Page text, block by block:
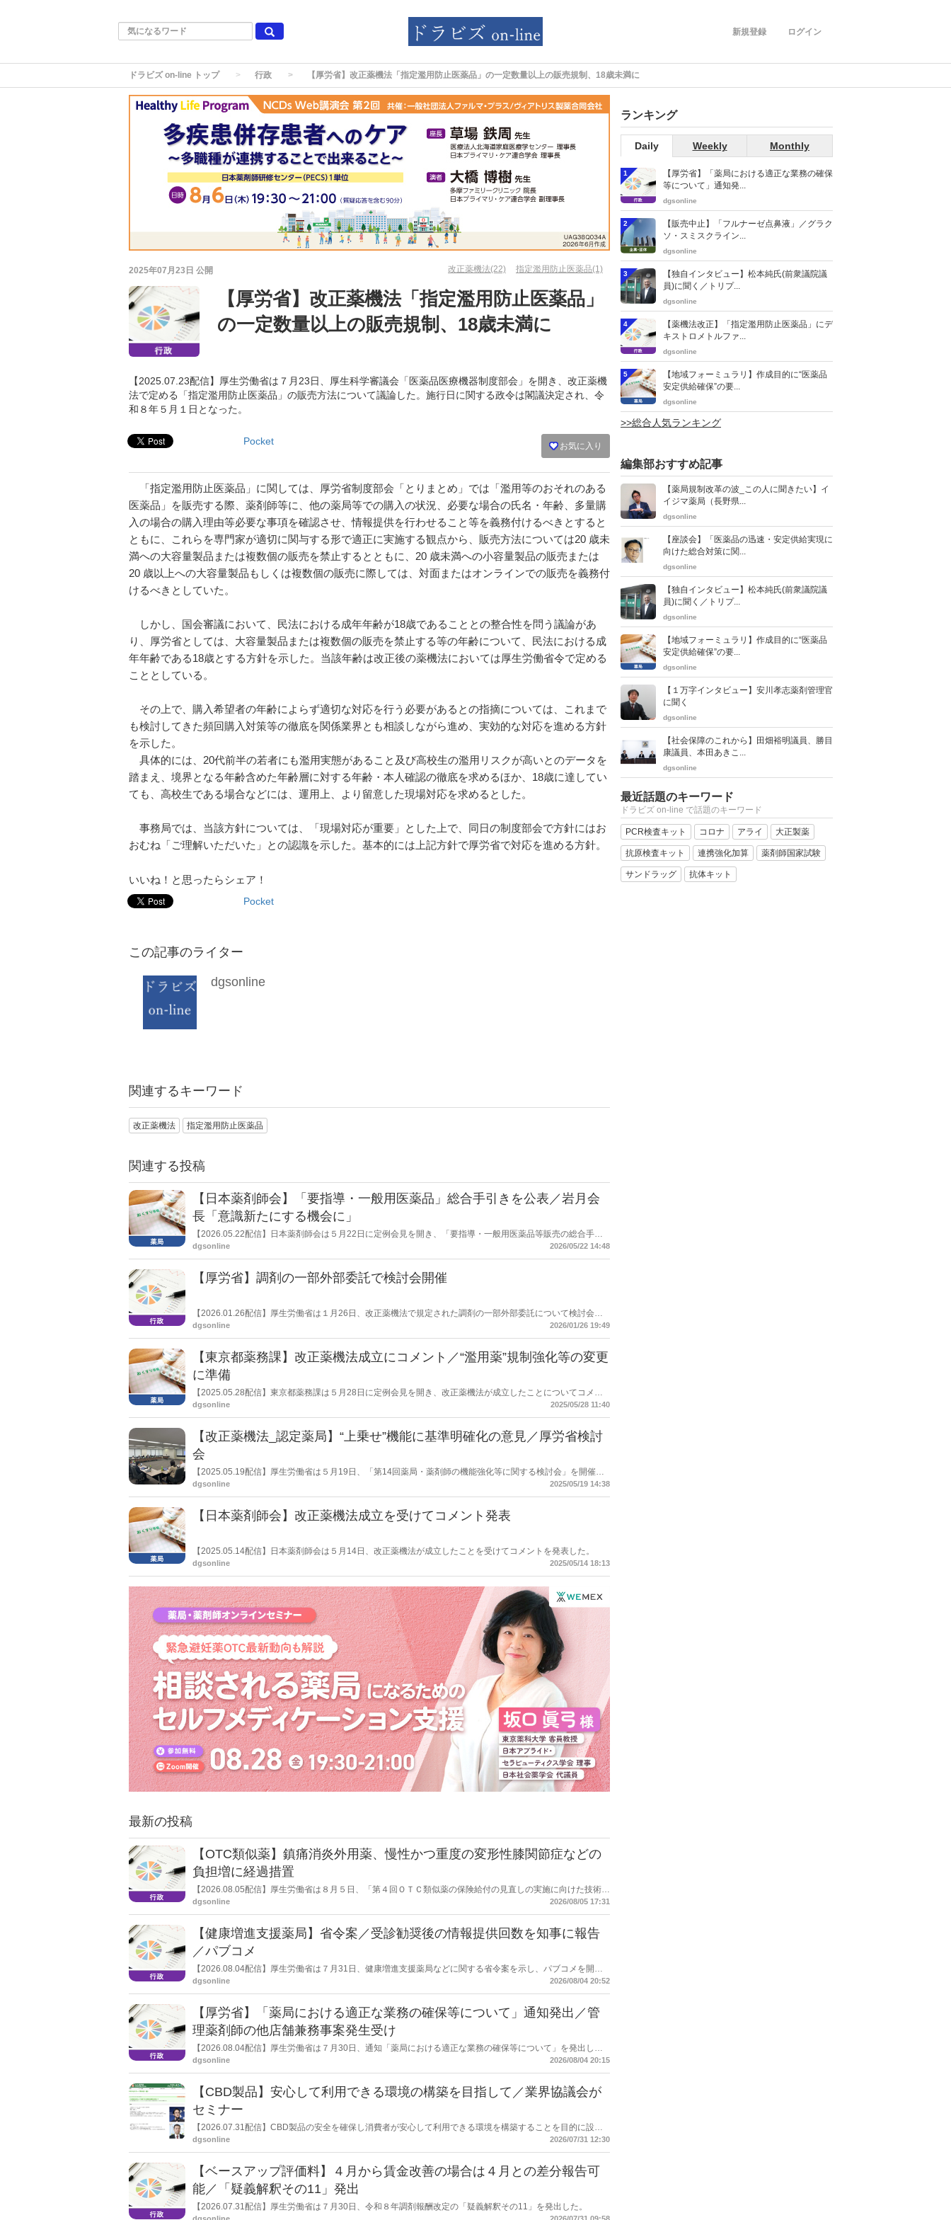
ログイン
新規登録
ドラビズ on-line トップ 行政 【厚労省】改正薬機法「指定濫用防止医薬品」の一定数量以上の販売規制、18歳未満に
2025年07月23日 公開 改正薬機法(22) 指定濫用防止医薬品(1)
【厚労省】改正薬機法「指定濫用防止医薬品」
の一定数量以上の販売規制、18歳未満に
【2025.07.23配信】厚生労働省は７月23日、厚生科学審議会「医薬品医療機器制度部会」を開き、改正薬機
法で定める「指定濫用防止医薬品」の販売方法について議論した。施行日に関する政令は閣議決定され、令
和８年５月１日となった。
お気に入り
Pocket
「指定濫用防止医薬品」に関しては、厚労省制度部会「とりまとめ」では「濫用等のおそれのある
医薬品」を販売する際、薬剤師等に、他の薬局等での購入の状況、必要な場合の氏名・年齢、多量購
入の場合の購入理由等必要な事項を確認させ、情報提供を行わせること等を義務付けるべきとすると
ともに、これらを専門家が適切に関与する形で適正に実施する観点から、販売方法については20 歳未
満への大容量製品または複数個の販売を禁止するとともに、20 歳未満への小容量製品の販売または
20 歳以上への大容量製品もしくは複数個の販売に際しては、対面またはオンラインでの販売を義務付
けるべきとしていた。
しかし、国会審議において、民法における成年年齢が18歳であることとの整合性を問う議論があ
り、厚労省としては、大容量製品または複数個の販売を禁止する等の年齢について、民法における成
年年齢である18歳とする方針を示した。当該年齢は改正後の薬機法においては厚生労働省令で定める
こととしている。
その上で、購入希望者の年齢によらず適切な対応を行う必要があるとの指摘については、これまで
も検討してきた頻回購入対策等の徹底を関係業界とも相談しながら進め、実効的な対応を進める方針
を示した。
具体的には、20代前半の若者にも濫用実態があること及び高校生の濫用リスクが高いとのデータを
踏まえ、境界となる年齢含めた年齢層に対する年齢・本人確認の徹底を求めるほか、18歳に達してい
ても、高校生である場合などには、運用上、より留意した現場対応を求めるとした。
事務局では、当該方針については、「現場対応が重要」とした上で、同日の制度部会で方針にはお
おむね「ご理解いただいた」との認識を示した。基本的には上記方針で厚労省で対応を進める方針。
いいね！と思ったらシェア！
Pocket
この記事のライター
dgsonline
関連するキーワード
改正薬機法 指定濫用防止医薬品
関連する投稿
【日本薬剤師会】「要指導・一般用医薬品」総合手引きを公表／岩月会
長「意識新たにする機会に」
【2026.05.22配信】日本薬剤師会は５月22日に定例会見を開き、「要指導・一般用医薬品等販売の総合手引
き」を公表した。
dgsonline 2026/05/22 14:48
【厚労省】調剤の一部外部委託で検討会開催
【2026.01.26配信】厚生労働省は１月26日、改正薬機法で規定された調剤の一部外部委託について検討会を
開く。
dgsonline 2026/01/26 19:49
【東京都薬務課】改正薬機法成立にコメント／“濫用薬”規制強化等の変更
に準備
【2025.05.28配信】東京都薬務課は５月28日に定例会見を開き、改正薬機法が成立したことについてコメン
トした。
dgsonline 2025/05/28 11:40
【改正薬機法_認定薬局】“上乗せ”機能に基準明確化の意見／厚労省検討
会
【2025.05.19配信】厚生労働省は５月19日、「第14回薬局・薬剤師の機能強化等に関する検討会」を開催
し、改正薬機法で新設される「健康増進支援薬局」など、認定薬局の基準について議論した。構成員からはこ
dgsonline 2025/05/19 14:38
【日本薬剤師会】改正薬機法成立を受けてコメント発表
【2025.05.14配信】日本薬剤師会は５月14日、改正薬機法が成立したことを受けてコメントを発表した。
dgsonline 2025/05/14 18:13
最新の投稿
【OTC類似薬】鎮痛消炎外用薬、慢性かつ重度の変形性膝関節症などの
負担増に経過措置
【2026.08.05配信】厚生労働省は８月５日、「第４回ＯＴＣ類似薬の保険給付の見直しの実施に向けた技術的
検討会」を開催。「中間とりまとめ（案）」を提示し了承した。今後、社会保障審議会医療保険部会等に報告
dgsonline 2026/08/05 17:31
【健康増進支援薬局】省令案／受診勧奨後の情報提供回数を知事に報告
／パブコメ
【2026.08.04配信】厚生労働省は７月31日、健康増進支援薬局などに関する省令案を示し、パブコメを開始
した。受診勧奨を行った後に、当該医療機関や連携機関に対して、利用者の相談内容や薬剤及び医薬品に関す
dgsonline 2026/08/04 20:52
【厚労省】「薬局における適正な業務の確保等について」通知発出／管
理薬剤師の他店舗兼務事案発生受け
【2026.08.04配信】厚生労働省は７月30日、通知「薬局における適正な業務の確保等について」を発出し
た。
dgsonline 2026/08/04 20:15
【CBD製品】安心して利用できる環境の構築を目指して／業界協議会が
セミナー
【2026.07.31配信】CBD製品の安全を確保し消費者が安心して利用できる環境を構築することを目的に設立
された団体である一般社団法人カンナビジオール安全・安心協議会がセミナーを開催した。７月31日に開かれ
dgsonline 2026/07/31 12:30
【ベースアップ評価料】４月から賃金改善の場合は４月との差分報告可
能／「疑義解釈その11」発出
【2026.07.31配信】厚生労働省は７月30日、令和８年調剤報酬改定の「疑義解釈その11」を発出した。
ランキング
Daily Weekly Monthly
1
【厚労省】「薬局における適正な業務の確保
等について」通知発...
dgsonline
2
【販売中止】「フルナーゼ点鼻液」／グラク
ソ・スミスクライン...
dgsonline
3
【独自インタビュー】松本純氏(前衆議院議
員)に聞く／トリプ...
dgsonline
4
【薬機法改正】「指定濫用防止医薬品」にデ
キストロメトルファ...
dgsonline
5
【地域フォーミュラリ】作成目的に“医薬品
安定供給確保”の要...
dgsonline
>>総合人気ランキング
編集部おすすめ記事
【薬局規制改革の波_この人に聞きたい】イ
イジマ薬局（長野県...
dgsonline
【座談会】「医薬品の迅速・安定供給実現に
向けた総合対策に関...
dgsonline
【独自インタビュー】松本純氏(前衆議院議
員)に聞く／トリプ...
dgsonline
【地域フォーミュラリ】作成目的に“医薬品
安定供給確保”の要...
dgsonline
【１万字インタビュー】安川孝志薬剤管理官
に聞く
dgsonline
【社会保障のこれから】田畑裕明議員、勝目
康議員、本田あきこ...
dgsonline
最近話題のキーワード
ドラビズ on-line で話題のキーワード
PCR検査キット コロナ アライ 大正製薬
抗原検査キット 連携強化加算 薬剤師国家試験
サンドラッグ 抗体キット